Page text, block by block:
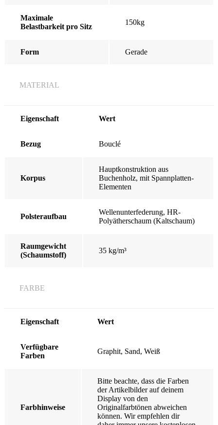
Maximale
Belastbarkeit pro Sitz
150kg
Form Gerade
MATERIAL
Eigenschaft Wert
Bezug Bouclé
Korpus
Hauptkonstruktion aus
Buchenholz, mit Spannplatten-
Elementen
Polsteraufbau
Wellenunterfederung, HR-
Polyätherschaum (Kaltschaum)
Raumgewicht
(Schaumstoff)
35 kg/m³
FARBE
Eigenschaft Wert
Verfügbare
Farben
Graphit, Sand, Weiß
Farbhinweise
Bitte beachte, dass die Farben
der Artikelbilder auf deinem
Display von den
Originalfarbtönen abweichen
können. Wir empfehlen dir